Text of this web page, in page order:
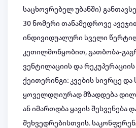
საცხოვრებელ უბანში)
30 ნომერი თანამედროვე
ინდივიდუალური სველი
კეთილმოწყობით, გათბობა-
ვენტილაციის და
ქეითერინგი: კვების სივრცე
ყოველდღიურად მზადდება
ან იმართდბა ყავის შესვენება
შეხვედრებისთვის.